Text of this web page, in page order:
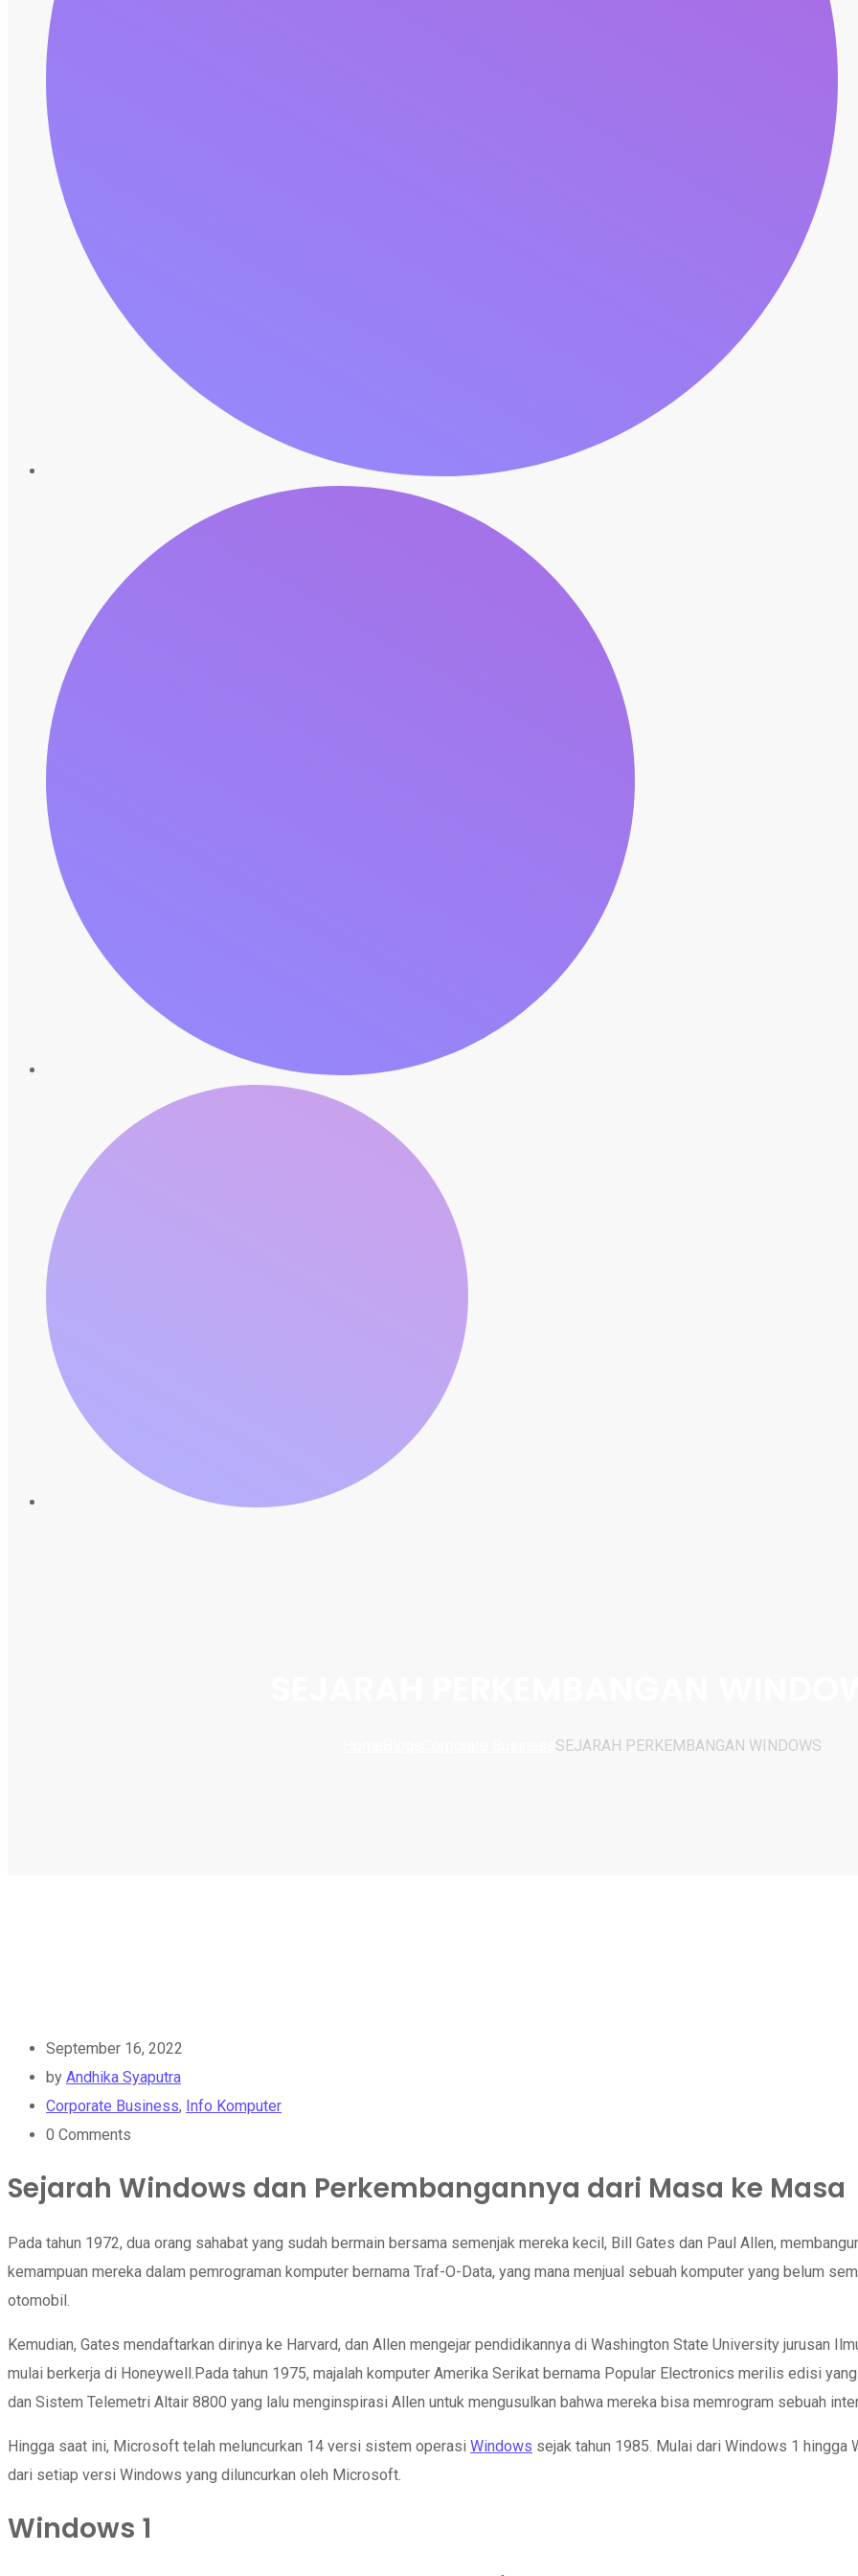
SEJARAH PERKEMBANGAN WINDOWS
September 16, 2022
by Andhika Syaputra
Corporate Business, Info Komputer
0 Comments
Sejarah Windows dan Perkembangannya dari Masa ke Masa
Pada tahun 1972, dua orang sahabat yang sudah bermain bersama semenjak mereka kecil, Bill Gates dan Paul Allen,
kemampuan mereka dalam pemrograman komputer bernama Traf-O-Data, yang mana menjual sebuah komputer yang belum
otomobil.
Kemudian, Gates mendaftarkan dirinya ke Harvard, dan Allen mengejar pendidikannya di Washington State University jurusan
mulai berkerja di Honeywell.Pada tahun 1975, majalah komputer Amerika Serikat bernama Popular Electronics merilis edisi
dan Sistem Telemetri Altair 8800 yang lalu menginspirasi Allen untuk mengusulkan bahwa mereka bisa memrogram sebuah
Hingga saat ini, Microsoft telah meluncurkan 14 versi sistem operasi Windows sejak tahun 1985. Mulai dari Windows 1 hingga
dari setiap versi Windows yang diluncurkan oleh Microsoft.
Windows 1